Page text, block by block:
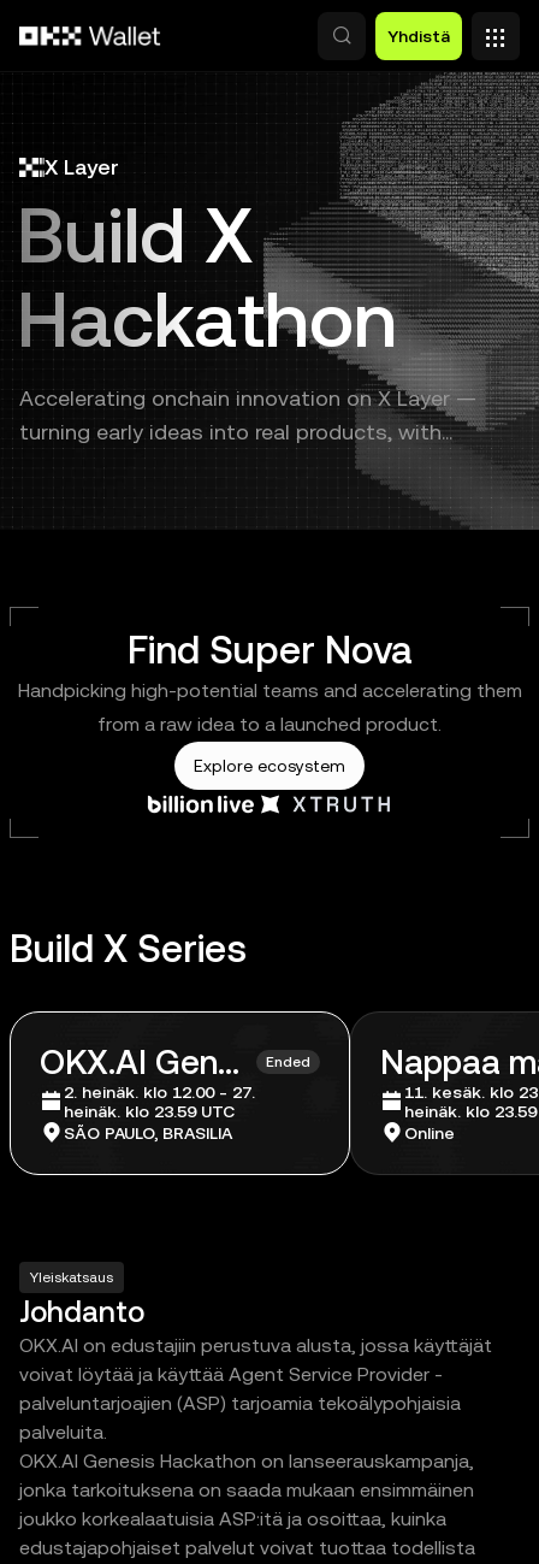
Yhdistä
X Layer
Build X
Hackathon
Accelerating onchain innovation on X Layer —
turning early ideas into real products, with
continuous support from prototype to launch
Find Super Nova
Handpicking high-potential teams and accelerating them
from a raw idea to a launched product.
Explore ecosystem
Build X Series
OKX.AI GenesisEnded
2. heinäk. klo 12.00 - 27.
heinäk. klo 23.59 UTC
SÃO PAULO, BRASILIA
Nappaa
11. kesäk. klo
heinäk. klo 23.59
Online
Yleiskatsaus
Johdanto
OKX.AI on edustajiin perustuva alusta, jossa käyttäjät
voivat löytää ja käyttää Agent Service Provider -
palveluntarjoajien (ASP) tarjoamia tekoälypohjaisia
palveluita.
OKX.AI Genesis Hackathon on lanseerauskampanja,
jonka tarkoituksena on saada mukaan ensimmäinen
joukko korkealaatuisia ASP:itä ja osoittaa, kuinka
edustajapohjaiset palvelut voivat tuottaa todellista